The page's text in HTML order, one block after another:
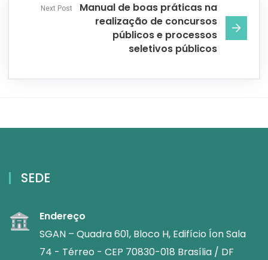
Next Post
Manual de boas práticas na
realização de concursos
públicos e processos
seletivos públicos
SEDE
Endereço
SGAN – Quadra 601, Bloco H, Edifício Íon Sala
74 - Térreo - CEP 70830-018 Brasília / DF